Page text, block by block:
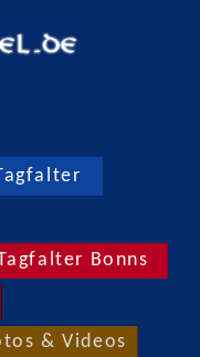
Bonns
& Videos